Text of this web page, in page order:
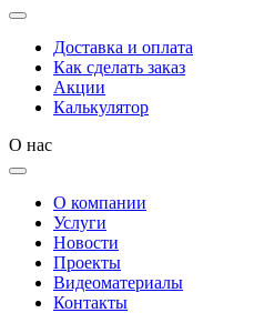
Доставка и оплата
Как сделать заказ
Акции
Калькулятор
О нас
О компании
Услуги
Новости
Проекты
Видеоматериалы
Контакты